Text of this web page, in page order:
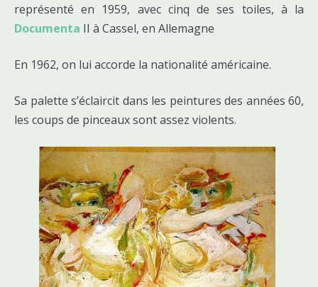
représenté en 1959, avec cinq de ses toiles, à la
Documenta II à Cassel, en Allemagne
En 1962, on lui accorde la nationalité américaine.
Sa palette s’éclaircit dans les peintures des années 60,
les coups de pinceaux sont assez violents.